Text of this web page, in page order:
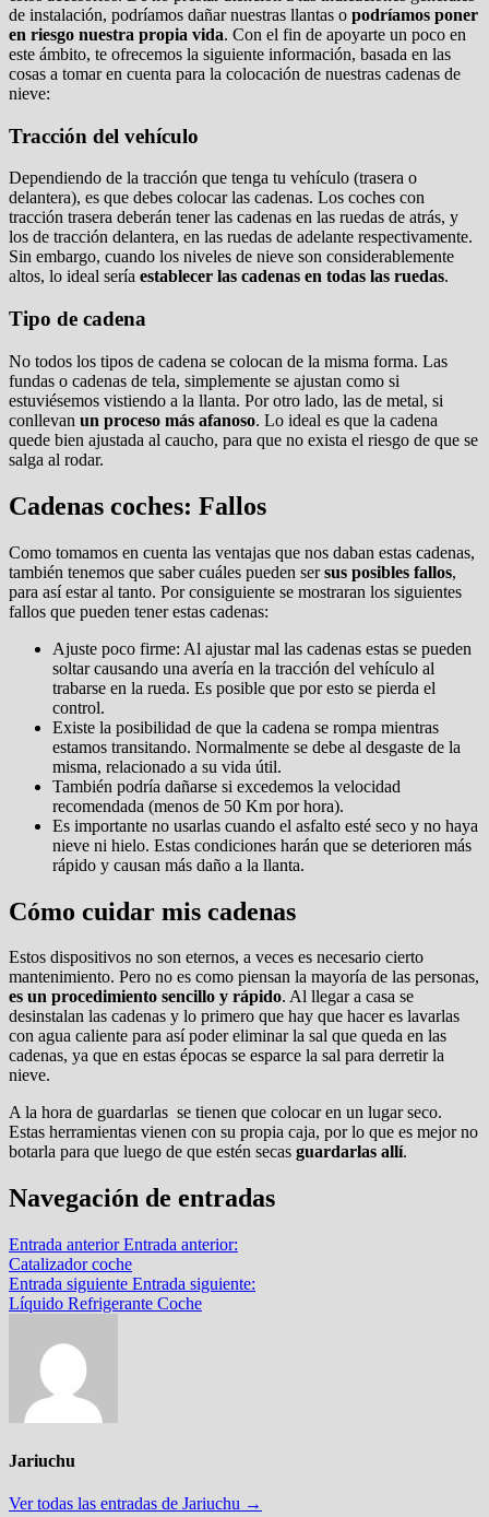
de instalación, podríamos dañar nuestras llantas o podríamos poner
en riesgo nuestra propia vida. Con el fin de apoyarte un poco en
este ámbito, te ofrecemos la siguiente información, basada en las
cosas a tomar en cuenta para la colocación de nuestras cadenas de
nieve:
Tracción del vehículo
Dependiendo de la tracción que tenga tu vehículo (trasera o
delantera), es que debes colocar las cadenas. Los coches con
tracción trasera deberán tener las cadenas en las ruedas de atrás, y
los de tracción delantera, en las ruedas de adelante respectivamente.
Sin embargo, cuando los niveles de nieve son considerablemente
altos, lo ideal sería establecer las cadenas en todas las ruedas.
Tipo de cadena
No todos los tipos de cadena se colocan de la misma forma. Las
fundas o cadenas de tela, simplemente se ajustan como si
estuviésemos vistiendo a la llanta. Por otro lado, las de metal, si
conllevan un proceso más afanoso. Lo ideal es que la cadena
quede bien ajustada al caucho, para que no exista el riesgo de que se
salga al rodar.
Cadenas coches: Fallos
Como tomamos en cuenta las ventajas que nos daban estas cadenas,
también tenemos que saber cuáles pueden sersus posibles fallos,
para así estar al tanto. Por consiguiente se mostraran los siguientes
fallos que pueden tener estas cadenas:
Ajuste poco firme: Al ajustar mal las cadenas estas se pueden
soltar causando una avería en la tracción del vehículo al
trabarse en la rueda. Es posible que por esto se pierda el
control.
Existe la posibilidad de que la cadena se rompa mientras
estamos transitando. Normalmente se debe al desgaste de la
misma, relacionado a su vida útil.
También podría dañarse si excedemos la velocidad
recomendada (menos de 50 Km por hora).
Es importante no usarlas cuando el asfalto esté seco y no haya
nieve ni hielo. Estas condiciones harán que se deterioren más
rápido y causan más daño a la llanta.
Cómo cuidar mis cadenas
Estos dispositivos no son eternos, a veces es necesario cierto
mantenimiento. Pero no es como piensan la mayoría de las personas,
es un procedimiento sencillo y rápido. Al llegar a casa se
desinstalan las cadenas y lo primero que hay que hacer es lavarlas
con agua caliente para así poder eliminar la sal que queda en las
cadenas, ya que en estas épocas se esparce la sal para derretir la
nieve.
A la hora de guardarlas se tienen que colocar en un lugar seco.
Estas herramientas vienen con su propia caja, por lo que es mejor no
botarla para que luego de que estén secas guardarlas allí.
Navegación de entradas
Entrada anterior Entrada anterior:
Catalizador coche
Entrada siguiente Entrada siguiente:
Líquido Refrigerante Coche
Jariuchu
Ver todas las entradas de Jariuchu →